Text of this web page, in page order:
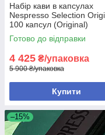
Набір кави в капсулах
Nespresso Selection
100 капсул (Original)
Готово до відправки
4 425 ₴/упаковка
5 900 ₴/упаковка
Купити
–15%